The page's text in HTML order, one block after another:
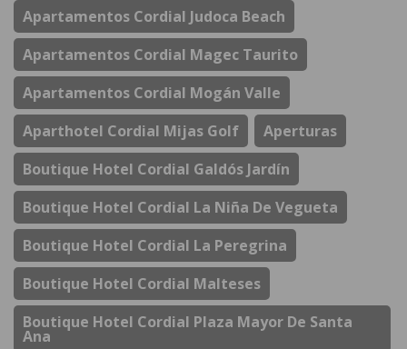
Apartamentos Cordial Judoca Beach
Apartamentos Cordial Magec Taurito
Apartamentos Cordial Mogán Valle
Aparthotel Cordial Mijas Golf
Aperturas
Boutique Hotel Cordial Galdós Jardín
Boutique Hotel Cordial La Niña De Vegueta
Boutique Hotel Cordial La Peregrina
Boutique Hotel Cordial Malteses
Boutique Hotel Cordial Plaza Mayor De Santa
Ana